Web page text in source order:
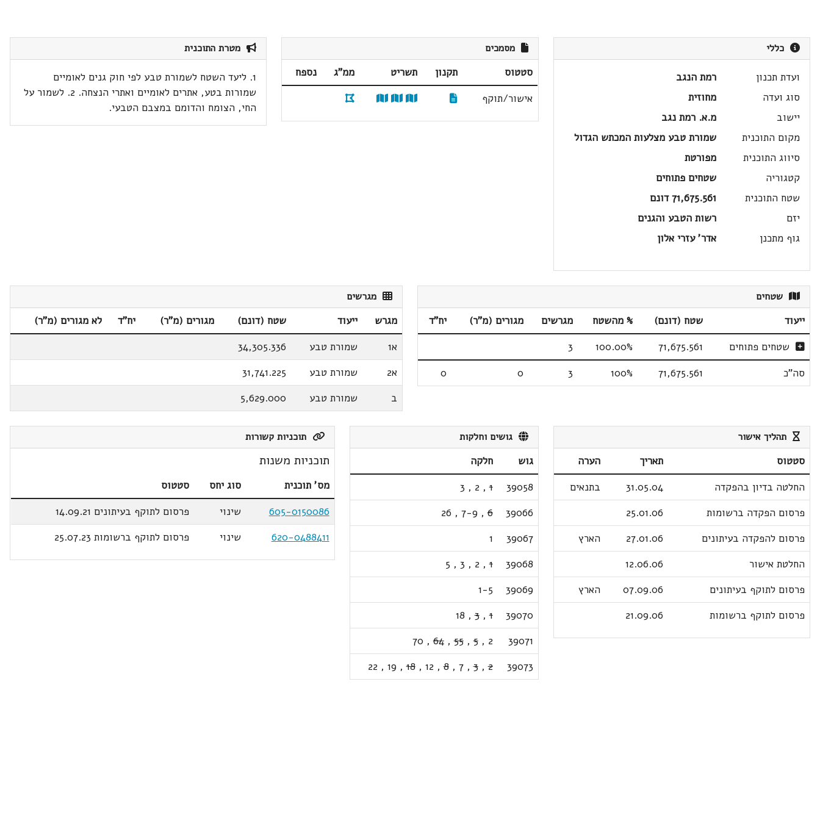
כללי
ועדת תכנון
רמת הנגב
סוג ועדה
מחוזית
יישוב
מ.א. רמת נגב
מקום התוכנית
שמורת טבע מצלעות המכתש הגדול
סיווג התוכנית
מפורטת
קטגוריה
שטחים פתוחים
שטח התוכנית
71,675.561 דונם
יזם
רשות הטבע והגנים
גוף מתכנן
אדר' עזרי אלון
מסמכים
סטטוס תקנון תשריט ממ"ג
נספח
אישור/תוקף
מטרת התוכנית
1. ליעד השטח לשמורת טבע לפי חוק גנים לאומיים
שמורות בטע, אתרים לאומיים ואתרי הנצחה. 2. לשמור על
החי, הצומח והדומם במצבם הטבעי.
שטחים
ייעוד שטח (דונם) % מהשטח מגרשים מגורים (מ"ר)
יח"ד
שטחים פתוחים
71,675.561
100.00%
3
סה"כ
71,675.561
100%
3
0
0
מגרשים
מגרש ייעוד שטח (דונם) מגורים (מ"ר) יח"ד
לא מגורים (מ"ר)
א1
שמורת טבע
34,305.336
א2
שמורת טבע
31,741.225
ב
שמורת טבע 5,629.000
תהליך אישור
סטטוס תאריך
הערה
החלטה בדיון בהפקדה
31.05.04
בתנאים
פרסום הפקדה ברשומות
25.01.06
פרסום להפקדה בעיתונים
27.01.06
הארץ
החלטת אישור
12.06.06
פרסום לתוקף בעיתונים
07.09.06
הארץ
פרסום לתוקף ברשומות
21.09.06
גושים וחלקות
גוש
חלקה
39058
1
,
2
,
3
39066
6
,
7-9
,
26
39067
1
39068
1
,
2
,
3
,
5
39069
1-5
39070
1
,
3
,
18
39071
2
,
5
,
55
,
64
,
70
39073
2
,
3
,
7
,
8
,
12
,
18
,
19
,
22
תוכניות קשורות
תוכניות משנות
מס' תוכנית סוג יחס
סטטוס
605-0150086
שינוי
פרסום לתוקף בעיתונים 14.09.21
620-0488411
שינוי פרסום לתוקף ברשומות 25.07.23